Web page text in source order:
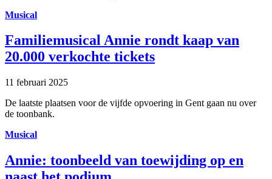
Musical
Familiemusical Annie rondt kaap van
20.000 verkochte tickets
11 februari 2025
De laatste plaatsen voor de vijfde opvoering in Gent gaan nu over
de toonbank.
Musical
Annie: toonbeeld van toewijding op en